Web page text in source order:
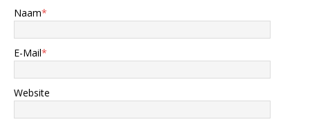
Naam*
E-Mail*
Website